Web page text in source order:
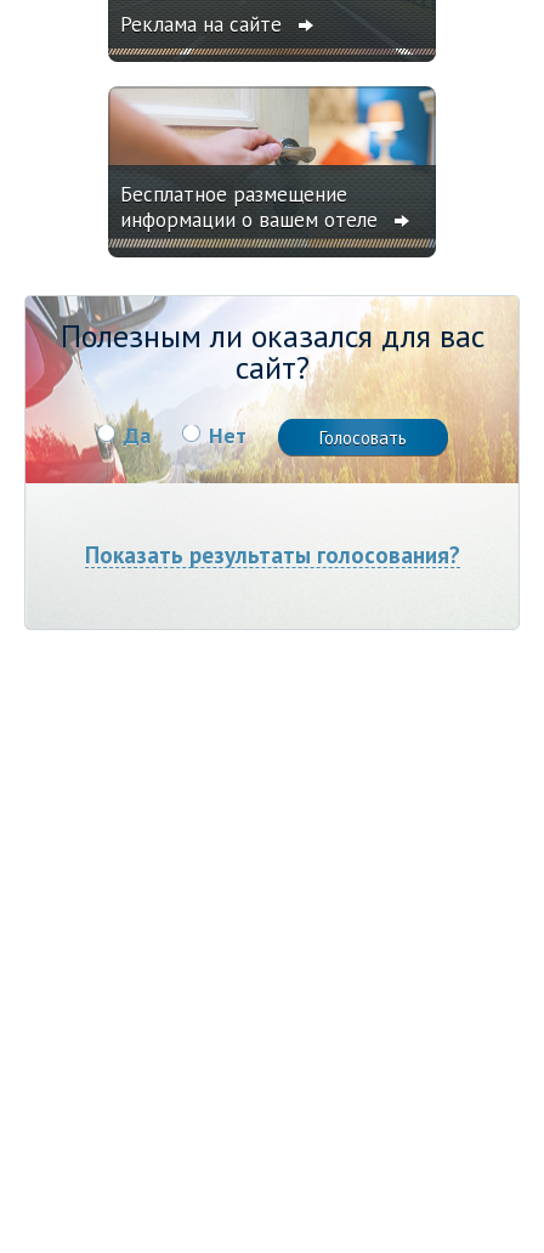
Реклама на сайте
Бесплатное размещение
информации о вашем отеле
Полезным ли оказался для вас
сайт?
Да Нет
Показать результаты голосования?